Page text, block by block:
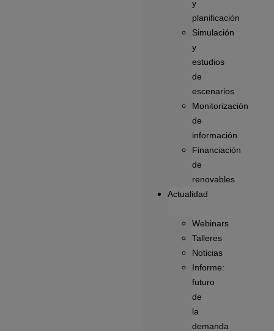
y
planificación
Simulación
y
estudios
de
escenarios
Monitorización
de
información
Financiación
de
renovables
Actualidad
Webinars
Talleres
Noticias
Informe:
futuro
de
la
demanda